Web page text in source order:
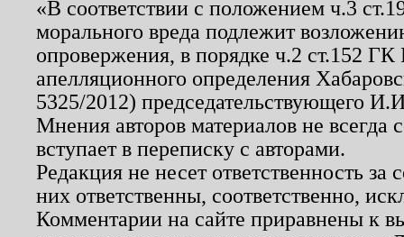
«В соответствии с положением ч.3
морального вреда подлежит
опровержения, в порядке ч.2 ст.152
апелляционного определения
5325/2012) председательствующего
Мнения авторов материалов не
вступает в переписку с авторами.
Редакция не несет ответственность
них ответственны, соответственно,
Комментарии на сайте приравнены к